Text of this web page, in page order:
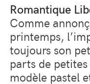
Romantique
Comme
printemps,
toujours son
parts de
modèle pastel